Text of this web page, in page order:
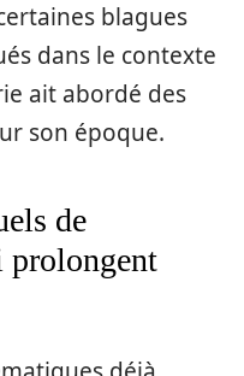
blagues
dans le contexte
ait abordé des
son époque.
de
prolongent